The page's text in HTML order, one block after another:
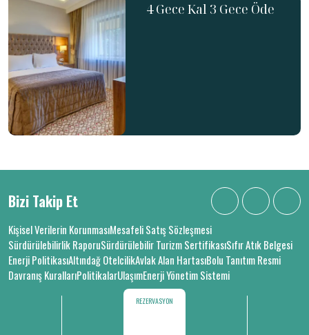
REZERVASYON
4 Gece Kal 3 Gece Öde
Bizi Takip Et
Kişisel Verilerin KorunmasıMesafeli Satış Sözleşmesi
Sürdürülebilirlik RaporuSürdürülebilir Turizm SertifikasıSıfır Atık Belgesi
Enerji PolitikasıAltındağ OtelcilikAvlak Alan HartasıBolu Tanıtım Resmi
Davranış KurallarıPolitikalarUlaşımEnerji Yönetim Sistemi